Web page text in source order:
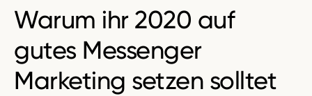
Warum ihr 2020 auf
gutes Messenger
Marketing setzen solltet